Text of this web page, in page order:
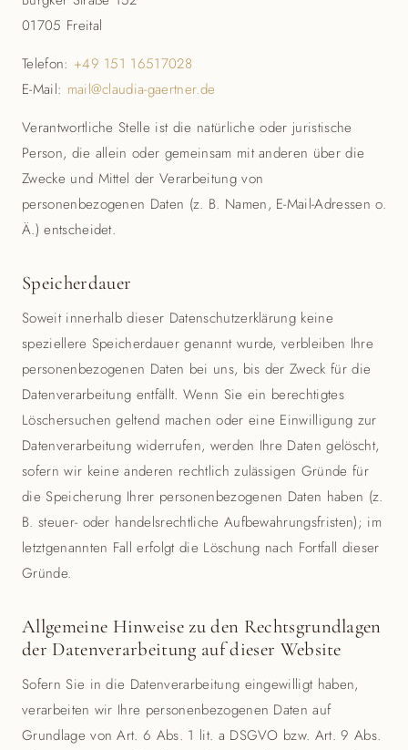
01705 Freital
Telefon: +49 151 16517028
E-Mail: mail@claudia-gaertner.de
Verantwortliche Stelle ist die natürliche oder juristische
Person, die allein oder gemeinsam mit anderen über die
Zwecke und Mittel der Verarbeitung von
personenbezogenen Daten (z. B. Namen, E-Mail-Adressen o.
Ä.) entscheidet.
Speicherdauer
Soweit innerhalb dieser Datenschutzerklärung keine
speziellere Speicherdauer genannt wurde, verbleiben Ihre
personenbezogenen Daten bei uns, bis der Zweck für die
Datenverarbeitung entfällt. Wenn Sie ein berechtigtes
Löschersuchen geltend machen oder eine Einwilligung zur
Datenverarbeitung widerrufen, werden Ihre Daten gelöscht,
sofern wir keine anderen rechtlich zulässigen Gründe für
die Speicherung Ihrer personenbezogenen Daten haben (z.
B. steuer- oder handelsrechtliche Aufbewahrungsfristen); im
letztgenannten Fall erfolgt die Löschung nach Fortfall dieser
Gründe.
Allgemeine Hinweise zu den Rechtsgrundlagen
der Datenverarbeitung auf dieser Website
Sofern Sie in die Datenverarbeitung eingewilligt haben,
verarbeiten wir Ihre personenbezogenen Daten auf
Grundlage von Art. 6 Abs. 1 lit. a DSGVO bzw. Art. 9 Abs.